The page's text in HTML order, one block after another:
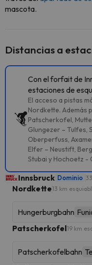
mascota.
Distancias a
Con el forfait de
estaciones de
El acceso a pistas
Nordkette. Además
Patscherkofel,
Glungezer – Tulfes,
Oberperfuss,
Elfer – Neustift,
Stubai y Hochoetz -
Innsbruck Dominio
Nordkette13 km
Hungerburgbahn
Patscherkofel19 km
Patscherkofelbahn